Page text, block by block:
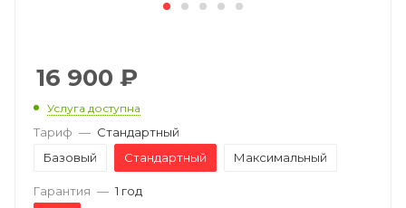
16 900 ₽
Услуга доступна
Тариф — Стандартный
Базовый
Стандартный Максимальный
Гарантия — 1 год